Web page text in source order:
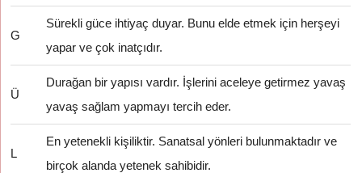
G
Sürekli güce ihtiyaç duyar. Bunu elde etmek için herşeyi
yapar ve çok inatçıdır.
Ü
Durağan bir yapısı vardır. İşlerini aceleye getirmez yavaş
yavaş sağlam yapmayı tercih eder.
L
En yetenekli kişiliktir. Sanatsal yönleri bulunmaktadır ve
birçok alanda yetenek sahibidir.